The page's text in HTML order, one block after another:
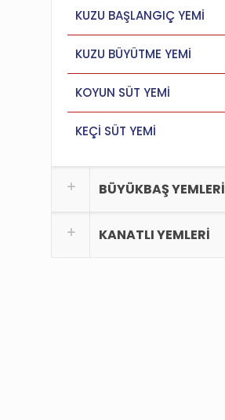
KUZU BAŞLANGIÇ YEMİ
KUZU BÜYÜTME YEMİ
KOYUN SÜT YEMİ
KEÇİ SÜT YEMİ
BÜYÜKBAŞ YEMLERİ
KANATLI YEMLERİ